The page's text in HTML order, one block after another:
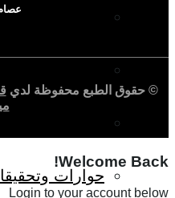
الصحافة
حوارات
© حقوق الطبع محفوظة لدي
Welcome Back!
Login to your account below